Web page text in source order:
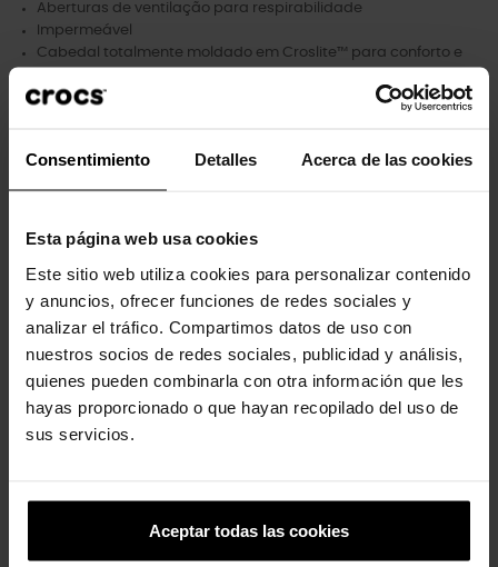
Consentimiento Detalles Acerca de las cookies
Esta página web usa cookies
Este sitio web utiliza cookies para personalizar contenido
y anuncios, ofrecer funciones de redes sociales y
analizar el tráfico. Compartimos datos de uso con
nuestros socios de redes sociales, publicidad y análisis,
quienes pueden combinarla con otra información que les
hayas proporcionado o que hayan recopilado del uso de
sus servicios.
Aceptar todas las cookies
Aberturas de ventilação para respirabilidade
Impermeável
Cabedal totalmente moldado em Croslite™ para conforto e
Alça giratória no calcanhar para um ajuste mais seguro
produto também compraram:
-20% -20%